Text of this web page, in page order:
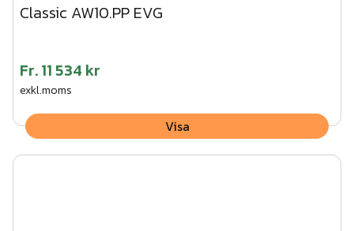
Classic AW10.PP EVG
Fr.11 534 kr
exkl.moms
Visa